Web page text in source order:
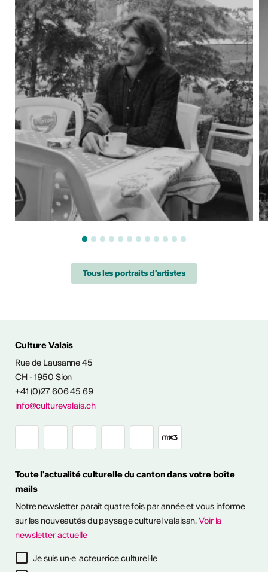
CULTURELLES
ouvert en Valais
en plein air! Découvrez
à ciel ouvert pour
été culturel. ...
plus
Tous les portraits d'artistes
Culture Valais
Rue de Lausanne 45
CH - 1950 Sion
+41 (0)27 606 45 69
info@culturevalais.ch
Toute l'actualité culturelle du canton dans votre boîte
mails
Notre newsletter paraît quatre fois par année et vous informe
sur les nouveautés du paysage culturel valaisan.Voir la
newsletter actuelle
Je suis un·e acteur·rice culturel·le